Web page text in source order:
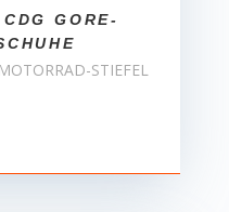
GORE-
STIEFEL